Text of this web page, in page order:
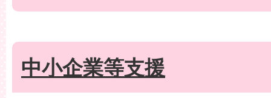
中小企業等支援